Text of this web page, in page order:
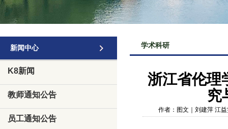
新闻中心
K8新闻
教师通知公告
员工通知公告
学术科研
浙江省伦理
究
作者：图文｜刘建萍 江